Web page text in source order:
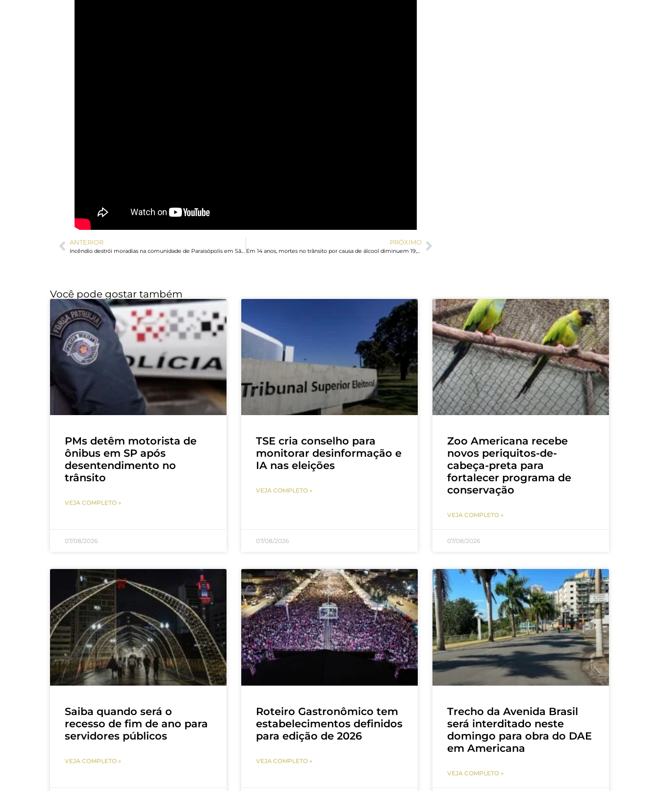
ANTERIOR PRÓXIMO
Você pode gostar também
PMs detêm motorista de
ônibus em SP após
desentendimento no
trânsito
VEJA COMPLETO »
07/08/2026
TSE cria conselho para
monitorar desinformação e
IA nas eleições
VEJA COMPLETO »
07/08/2026
Zoo Americana recebe
novos periquitos-de-
cabeça-preta para
fortalecer programa de
conservação
VEJA COMPLETO »
07/08/2026
Saiba quando será o
recesso de fim de ano para
servidores públicos
VEJA COMPLETO »
Roteiro Gastronômico tem
estabelecimentos definidos
para edição de 2026
VEJA COMPLETO »
Trecho da Avenida Brasil
será interditado neste
domingo para obra do DAE
em Americana
VEJA COMPLETO »